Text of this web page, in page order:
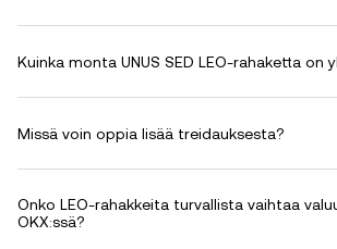
Kuinka monta UNUS SED LEO-rahaketta on
Missä voin oppia lisää treidauksesta?
Onko LEO-rahakkeita turvallista vaihtaa
OKX:ssä?